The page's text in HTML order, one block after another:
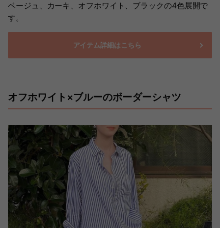
ベージュ、カーキ、オフホワイト、ブラックの4色展開で
す。
アイテム詳細はこちら
オフホワイト×ブルーのボーダーシャツ